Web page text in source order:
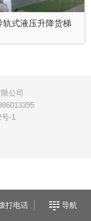
轨式液压升降货梯
公司
-1
打电话 导航